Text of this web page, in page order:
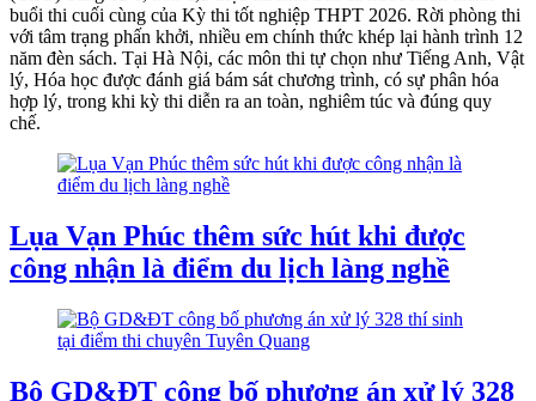
buổi thi cuối cùng của Kỳ thi tốt nghiệp THPT 2026. Rời phòng thi
với tâm trạng phấn khởi, nhiều em chính thức khép lại hành trình 12
năm đèn sách. Tại Hà Nội, các môn thi tự chọn như Tiếng Anh, Vật
lý, Hóa học được đánh giá bám sát chương trình, có sự phân hóa
hợp lý, trong khi kỳ thi diễn ra an toàn, nghiêm túc và đúng quy
chế.
Lụa Vạn Phúc thêm sức hút khi được
công nhận là điểm du lịch làng nghề
Bộ GD&ĐT công bố phương án xử lý 328